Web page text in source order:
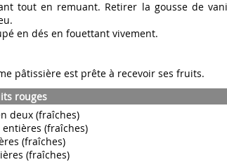
tout en remuant. Retirer la gousse de
en dés en fouettant vivement.
pâtissière est prête à recevoir ses fruits.
rouges
deux (fraîches)
(fraîches)
(fraîches)
(fraîches)